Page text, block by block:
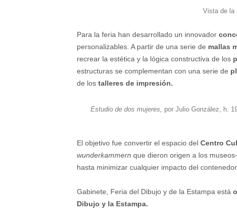
Vista de la
Para la feria han desarrollado un innovador
personalizables. A partir de una serie de mallas
recrear la estética y la lógica constructiva de los
estructuras se complementan con una serie de
de los talleres de impresión.
Estudio de dos mujeres, por Julio González, h.
El objetivo fue convertir el espacio del Centro
wunderkammern que dieron origen a los
hasta minimizar cualquier impacto del
Gabinete, Feria del Dibujo y de la Estampa está
Dibujo y la Estampa.